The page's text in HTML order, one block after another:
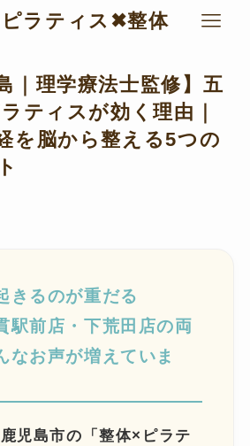
ラティス✖︎整体
｜理学療法士監修】五
ティスが効く理由｜
を脳から整える5つの
きるのが重だる
前店・下荒田店の両
なお声が増えていま
鹿児島市の「整体×ピラテ